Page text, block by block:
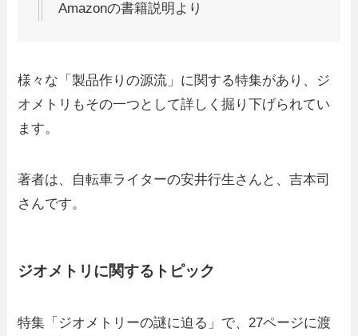
Amazonの書籍説明より
様々な「製品作りの源流」に関する特集があり、ジ
オメトリもその一つとして詳しく掘り下げられてい
ます。
著者は、自転車ライターの安井行生さんと、吉本司
さんです。
ジオメトリに関するトピック
特集「ジオメトリーの謎に迫る」で、27ページに渡